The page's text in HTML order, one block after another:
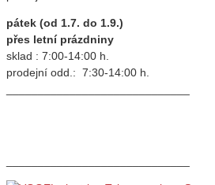
pátek (od 1.7. do 1.9.)
přes letní prázdniny
sklad : 7:00-14:00 h.
prodejní odd.: 7:30-14:00 h.